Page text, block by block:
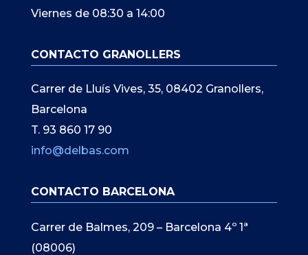
Viernes de 08:30 a 14:00
CONTACTO GRANOLLERS
Carrer de Lluís Vives, 35, 08402 Granollers,
Barcelona
T. 93 860 17 90
info@delbas.com
CONTACTO BARCELONA
Carrer de Balmes, 209 – Barcelona 4º 1ª
(08006)